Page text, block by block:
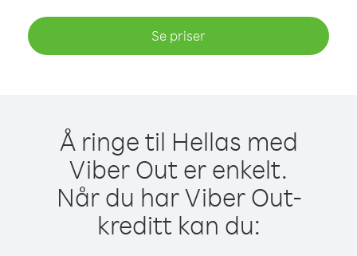
Se priser
Å ringe til Hellas med
Viber Out er enkelt.
Når du har Viber Out-
kreditt kan du: